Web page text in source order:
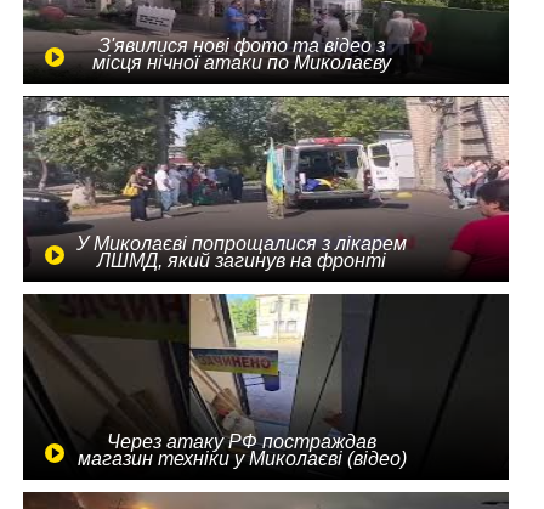
З'явилися нові фото та відео з
місця нічної атаки по Миколаєву
У Миколаєві попрощалися з лікарем
ЛШМД, який загинув на фронті
Через атаку РФ постраждав
магазин техніки у Миколаєві (відео)